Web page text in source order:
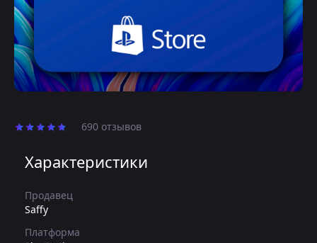
690 отзывов
Характеристики
Продавец
Saffy
Платформа